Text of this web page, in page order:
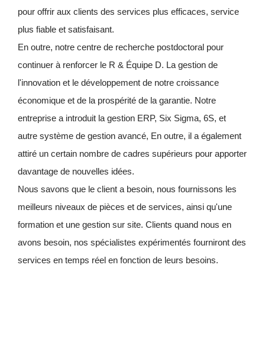
pour offrir aux clients des services plus efficaces, service
plus fiable et satisfaisant.
En outre, notre centre de recherche postdoctoral pour
continuer à renforcer le R & Équipe D. La gestion de
l'innovation et le développement de notre croissance
économique et de la prospérité de la garantie. Notre
entreprise a introduit la gestion ERP, Six Sigma, 6S, et
autre système de gestion avancé, En outre, il a également
attiré un certain nombre de cadres supérieurs pour apporter
davantage de nouvelles idées.
Nous savons que le client a besoin, nous fournissons les
meilleurs niveaux de pièces et de services, ainsi qu'une
formation et une gestion sur site. Clients quand nous en
avons besoin, nos spécialistes expérimentés fourniront des
services en temps réel en fonction de leurs besoins.